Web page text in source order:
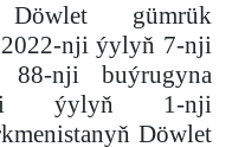
Döwlet gümrük
nji ýylyň 7-nji
88-nji buýrugyna
nji ýylyň 1-nji
Döwlet